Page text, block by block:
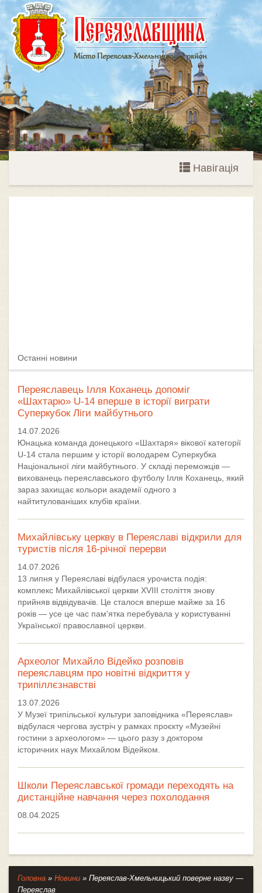
Навігація
Останні новини
Переяславець Ілля Коханець допоміг
«Шахтарю» U-14 вперше в історії виграти
Суперкубок Ліги майбутнього
14.07.2026
Юнацька команда донецького «Шахтаря» вікової категорії
U-14 стала першим у історії володарем Суперкубка
Національної ліги майбутнього. У складі переможців —
вихованець переяславського футболу Ілля Коханець, який
зараз захищає кольори академії одного з
найтитулованіших клубів країни.
Михайлівську церкву в Переяславі відкрили для
туристів після 16-річної перерви
14.07.2026
13 липня у Переяславі відбулася урочиста подія:
комплекс Михайлівської церкви XVIII століття знову
прийняв відвідувачів. Це сталося вперше майже за 16
років — усе це час пам'ятка перебувала у користуванні
Української православної церкви.
Археолог Михайло Відейко розповів
переяславцям про новітні відкриття у
трипіллєзнавстві
13.07.2026
У Музеї трипільської культури заповідника «Переяслав»
відбулася чергова зустріч у рамках проєкту «Музейні
гостини з археологом» — цього разу з доктором
історичних наук Михайлом Відейком.
Школи Переяславської громади переходять на
дистанційне навчання через похолодання
08.04.2025
Головна » Новини » Переяслав-Хмельницький поверне назву —
Переяслав